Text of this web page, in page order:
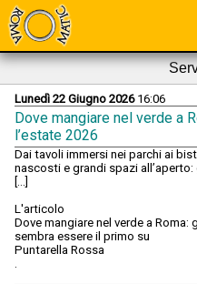
Lunedì 22 Giugno 202616:06
Dove mangiare nel verde a
l’estate 2026
Dai tavoli immersi nei parchi ai
nascosti e grandi spazi
[...]
L'articolo
Dove mangiare nel verde a Roma:
sembra essere il primo su
Puntarella Rossa
.